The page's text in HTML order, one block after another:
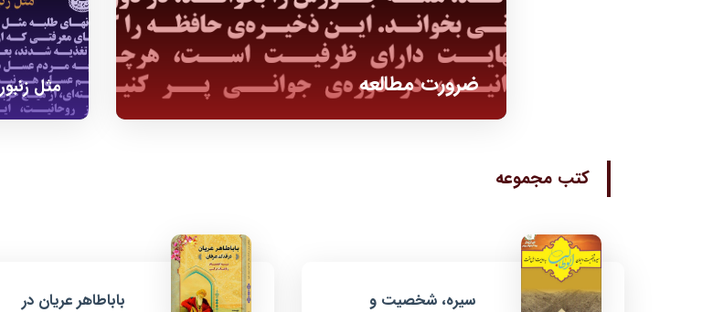
ضرورت مطالعه مثل
کتب مجموعه
سیره، شخصیت و
باباطاهر عریان در